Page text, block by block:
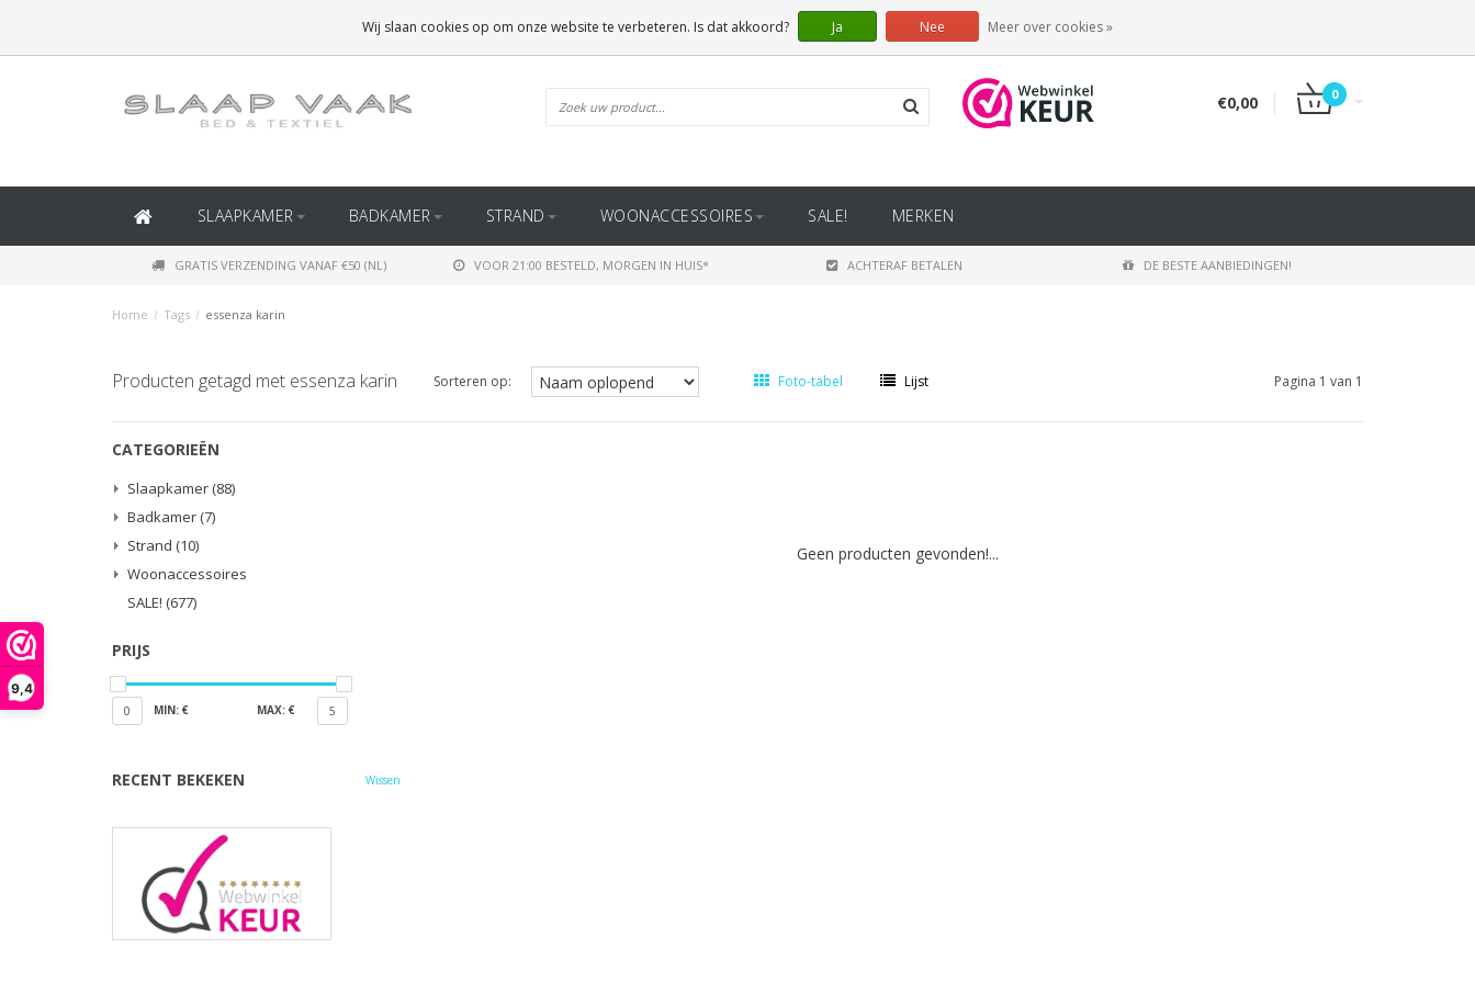
9,4
(BINNEN BELGIË)
€0,00 0
SLAAPKAMER BADKAMER STRAND WOONACCESSOIRES SALE! MERKEN
GRATIS VERZENDING VANAF €50 (NL) VOOR 21:00 BESTELD, MORGEN IN HUIS* ACHTERAF BETALEN DE BESTE AANBIEDINGEN!
Home / Tags / essenza karin
Producten getagd met essenza karin Sorteren op: Foto-tabel Lijst Pagina 1 van 1
CATEGORIEËN
Slaapkamer (88)
Badkamer (7)
Strand (10)
Woonaccessoires
SALE! (677)
PRIJS
0 MIN: € MAX: € 5
RECENT BEKEKEN Wissen
Geen producten gevonden!...
Wij slaan cookies op om onze website te verbeteren. Is dat akkoord? Ja Nee Meer over cookies »